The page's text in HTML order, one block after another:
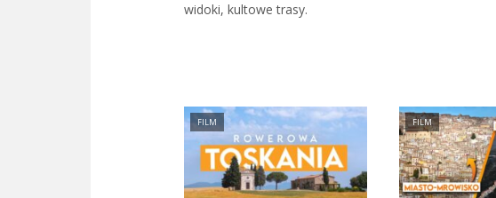
widoki, kultowe trasy.
FILM FILM